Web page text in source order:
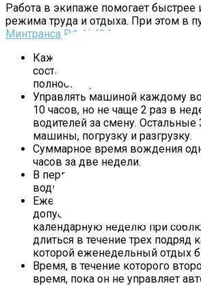
Работа в экипаже помогает
режима труда и отдыха. При этом в
Минтранса РФ N 424
Каждый шофер должен
составляет 30 часов рейса.
полностью, пока машина на
Управлять машиной каждому
10 часов, но не чаще 2 раз в
водителей за смену. Остальные
машины, погрузку и разгрузку.
Суммарное время вождения
часов за две недели.
В первые 4,5 часа смены
водители могут поменяться
Еженедельный отдых обычно
допускается сокращение
календарную неделю при
длиться в течение трех
которой еженедельный отдых
Время, в течение которого
время, пока он не управляет